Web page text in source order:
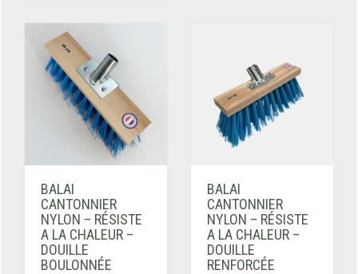
BALAI
CANTONNIER
NYLON – RÉSISTE
A LA CHALEUR –
DOUILLE
BOULONNÉE
BALAI
CANTONNIER
NYLON – RÉSISTE
A LA CHALEUR –
DOUILLE
RENFORCÉE